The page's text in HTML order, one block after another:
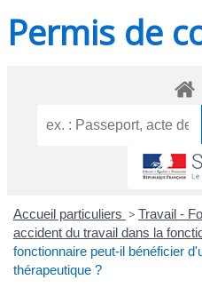
Permis de
Accueil particuliers > Travail -
accident du travail dans la
fonctionnaire peut-il bénéficier
thérapeutique ?